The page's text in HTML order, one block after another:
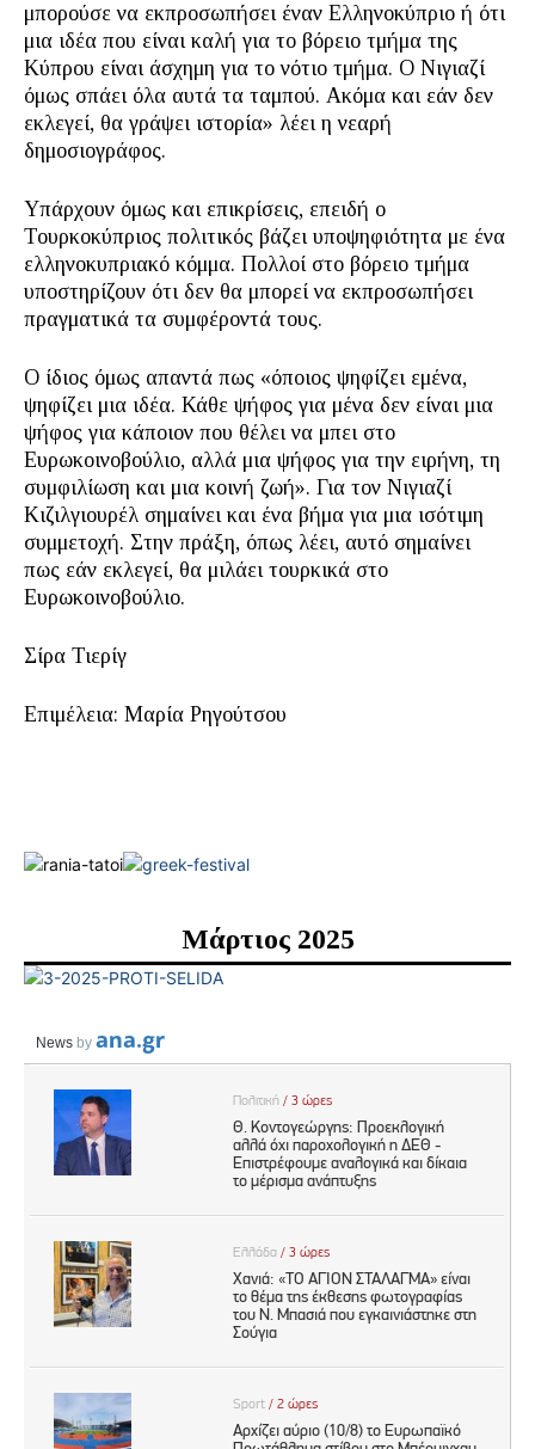
μπορούσε να εκπροσωπήσει έναν Ελληνοκύπριο ή ότι
μια ιδέα που είναι καλή για το βόρειο τμήμα της
Κύπρου είναι άσχημη για το νότιο τμήμα. Ο Νιγιαζί
όμως σπάει όλα αυτά τα ταμπού. Ακόμα και εάν δεν
εκλεγεί, θα γράψει ιστορία» λέει η νεαρή
δημοσιογράφος.
Υπάρχουν όμως και επικρίσεις, επειδή ο
Τουρκοκύπριος πολιτικός βάζει υποψηφιότητα με ένα
ελληνοκυπριακό κόμμα. Πολλοί στο βόρειο τμήμα
υποστηρίζουν ότι δεν θα μπορεί να εκπροσωπήσει
πραγματικά τα συμφέροντά τους.
Ο ίδιος όμως απαντά πως «όποιος ψηφίζει εμένα,
ψηφίζει μια ιδέα. Κάθε ψήφος για μένα δεν είναι μια
ψήφος για κάποιον που θέλει να μπει στο
Ευρωκοινοβούλιο, αλλά μια ψήφος για την ειρήνη, τη
συμφιλίωση και μια κοινή ζωή». Για τον Νιγιαζί
Κιζιλγιουρέλ σημαίνει και ένα βήμα για μια ισότιμη
συμμετοχή. Στην πράξη, όπως λέει, αυτό σημαίνει
πως εάν εκλεγεί, θα μιλάει τουρκικά στο
Ευρωκοινοβούλιο.
Σίρα Τιερίγ
Επιμέλεια: Μαρία Ρηγούτσου
Μάρτιος 2025